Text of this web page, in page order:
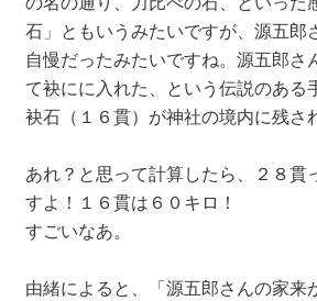
石」ともいうみたいですが、源五郎
自慢だったみたいですね。源五郎さ
て袂にに入れた、という伝説のある
袂石（１６貫）が神社の境内に残さ
あれ？と思って計算したら、２８貫
すよ！１６貫は６０キロ！
すごいなあ。
由緒によると、「源五郎さんの家来